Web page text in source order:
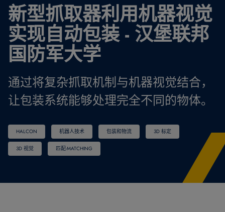
新型抓取器利用机器视觉
实现自动包装 - 汉堡联邦
国防军大学
通过将复杂抓取机制与机器视觉结合，
让包装系统能够处理完全不同的物体。
HALCON 机器人技术 包装和物流 3D 标定
3D 视觉 匹配-MATCHING